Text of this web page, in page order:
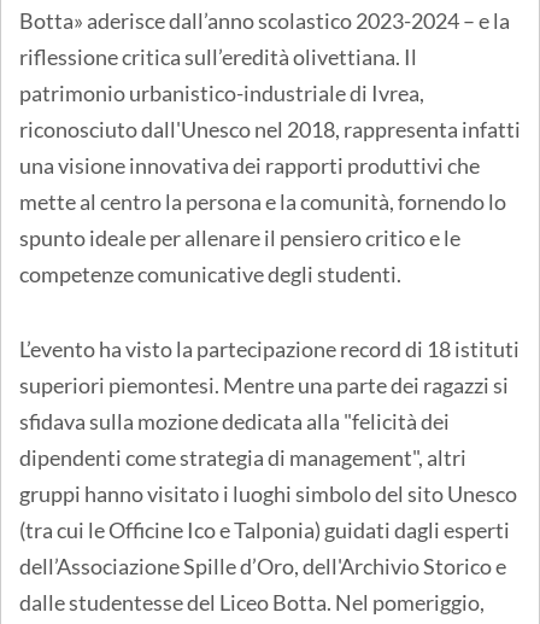
Botta» aderisce dall’anno scolastico 2023-2024 – e la
riflessione critica sull’eredità olivettiana. Il
patrimonio urbanistico-industriale di Ivrea,
riconosciuto dall'Unesco nel 2018, rappresenta infatti
una visione innovativa dei rapporti produttivi che
mette al centro la persona e la comunità, fornendo lo
spunto ideale per allenare il pensiero critico e le
competenze comunicative degli studenti.
L’evento ha visto la partecipazione record di 18 istituti
superiori piemontesi. Mentre una parte dei ragazzi si
sfidava sulla mozione dedicata alla "felicità dei
dipendenti come strategia di management", altri
gruppi hanno visitato i luoghi simbolo del sito Unesco
(tra cui le Officine Ico e Talponia) guidati dagli esperti
dell’Associazione Spille d’Oro, dell'Archivio Storico e
dalle studentesse del Liceo Botta. Nel pomeriggio,